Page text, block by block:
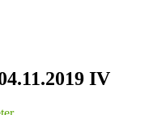
IV